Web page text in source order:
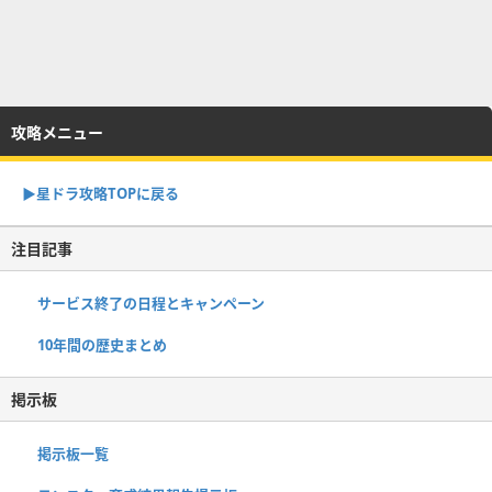
攻略メニュー
▶︎星ドラ攻略TOPに戻る
注目記事
サービス終了の日程とキャンペーン
10年間の歴史まとめ
掲示板
掲示板一覧